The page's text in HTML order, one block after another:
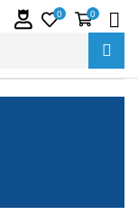
0 0